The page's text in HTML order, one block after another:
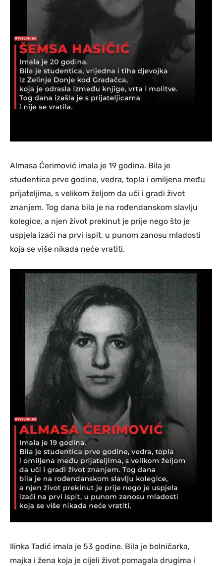
Almasa Ćerimović imala je 19 godina. Bila je
studentica prve godine, vedra, topla i omiljena među
prijateljima, s velikom željom da uči i gradi život
znanjem. Tog dana bila je na rođendanskom slavlju
kolegice, a njen život prekinut je prije nego što je
uspjela izaći na prvi ispit, u punom zanosu mladosti
koja se više nikada neće vratiti.
Ilinka Tadić imala je 53 godine. Bila je bolničarka,
majka i žena koja je cijeli život pomagаla drugima i